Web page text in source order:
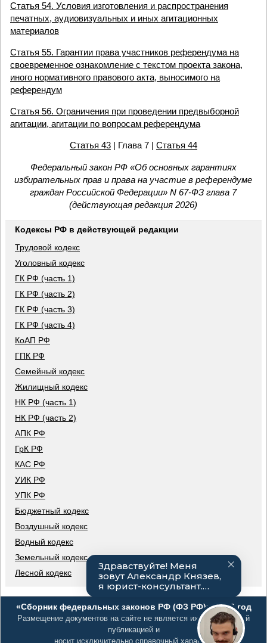
Статья 54. Условия изготовления и распространения
печатных, аудиовизуальных и иных агитационных
материалов
Статья 55. Гарантии права участников референдума на
своевременное ознакомление с текстом проекта закона,
иного нормативного правового акта, выносимого на
референдум
Статья 56. Ограничения при проведении предвыборной
агитации, агитации по вопросам референдума
Статья 43| Глава 7 | Статья 44
Федеральный закон РФ «Об основных гарантиях
избирательных прав и права на участие в референдуме
граждан Российской Федерации» N 67-ФЗ глава 7
(действующая редакция 2026)
Кодексы РФ в действующей редакции
Трудовой кодекс
Уголовный кодекс
ГК РФ (часть 1)
ГК РФ (часть 2)
ГК РФ (часть 3)
ГК РФ (часть 4)
КоАП РФ
ГПК РФ
Семейный кодекс
Жилищный кодекс
НК РФ (часть 1)
НК РФ (часть 2)
АПК РФ
ГрК РФ
КАС РФ
УИК РФ
УПК РФ
Бюджетный кодекс
Воздушный кодекс
Водный кодекс
Земельный кодекс
Лесной кодекс
«Сборник федеральных законов РФ (ФЗ РФ)», 2026 год
Размещение документов на сайте не является их официальной
публикацией и
носит исключительно справочный характер